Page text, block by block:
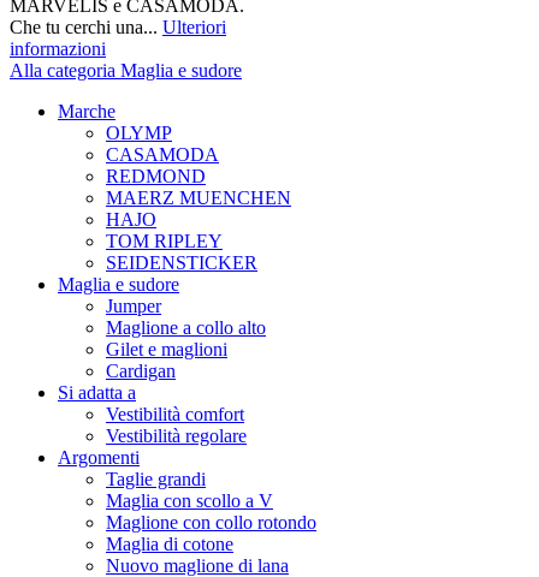
MARVELIS e CASAMODA.
Che tu cerchi una... Ulteriori
informazioni
Alla categoria Maglia e sudore
Marche
OLYMP
CASAMODA
REDMOND
MAERZ MUENCHEN
HAJO
TOM RIPLEY
SEIDENSTICKER
Maglia e sudore
Jumper
Maglione a collo alto
Gilet e maglioni
Cardigan
Si adatta a
Vestibilità comfort
Vestibilità regolare
Argomenti
Taglie grandi
Maglia con scollo a V
Maglione con collo rotondo
Maglia di cotone
Nuovo maglione di lana